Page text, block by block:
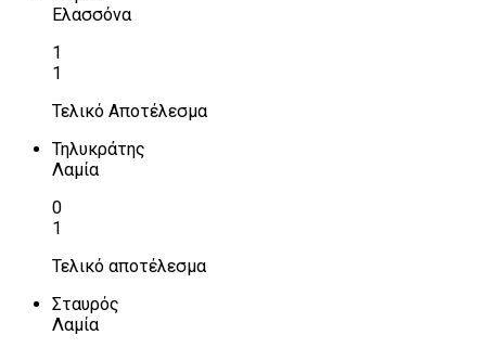
Ελασσόνα
1
1
Τελικό Αποτέλεσμα
Τηλυκράτης
Λαμία
0
1
Τελικό αποτέλεσμα
Σταυρός
Λαμία